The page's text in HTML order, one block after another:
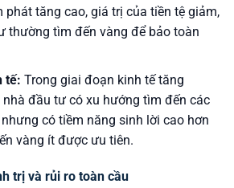
phát tăng cao, giá trị của tiền tệ giảm,
thường tìm đến vàng để bảo toàn
tế: Trong giai đoạn kinh tế tăng
đầu tư có xu hướng tìm đến các
có tiềm năng sinh lời cao hơn
vàng ít được ưu tiên.
trị và rủi ro toàn cầu